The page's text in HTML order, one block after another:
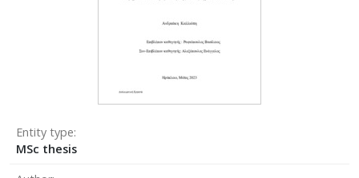
Entity type
MSc thesis